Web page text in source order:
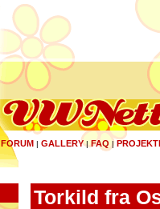
FORUM | GALLERY|FAQ |
Torkild fra